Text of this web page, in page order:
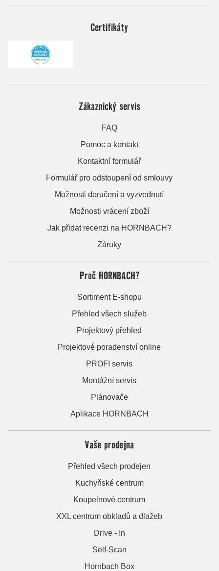
Certifikáty
Zákaznický servis
FAQ
Pomoc a kontakt
Kontaktní formulář
Formulář pro odstoupení od smlouvy
Možnosti doručení a vyzvednutí
Možnosti vrácení zboží
Jak přidat recenzi na HORNBACH?
Záruky
Proč HORNBACH?
Sortiment E-shopu
Přehled všech služeb
Projektový přehled
Projektové poradenství online
PROFI servis
Montážní servis
Plánovače
Aplikace HORNBACH
Vaše prodejna
Přehled všech prodejen
Kuchyňské centrum
Koupelnové centrum
XXL centrum obkladů a dlažeb
Drive - In
Self-Scan
Hornbach Box